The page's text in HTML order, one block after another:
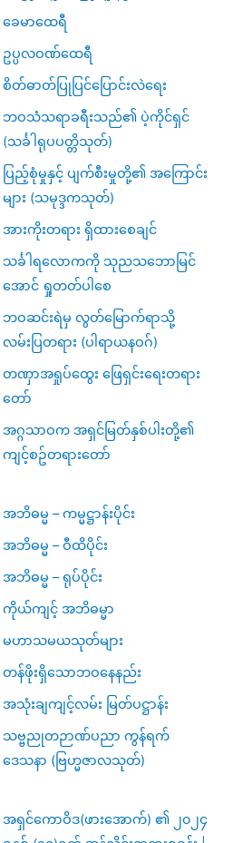
ခေမာထေရီ
ဥပ္ပလဝဏ်ထေရီ
စိတ်ဓာတ်ပြုပြင်ပြောင်းလဲရေး
ဘဝသံသရာခရီးသည်၏ ပဲ့ကိုင်ရှင်
(သင်္ခါရုပပတ္တိသုတ်)
ပြည့်စုံမှုနှင့် ပျက်စီးမှုတို့၏ အကြောင်း
များ (သမုဒ္ဒကသုတ်)
အားကိုးတရား ရှိထားစေချင်
သင်္ခါရလောကကို သုညသဘောမြင်
အောင် ရှုတတ်ပါစေ
ဘဝဆင်းရဲမှ လွတ်မြောက်ရာသို့
လမ်းပြတရား (ပါရာယနဝဂ်)
တဏှာအရှုပ်ထွေး ဖြေရှင်းရေးတရား
တော်
အဂ္ဂသာဝက အရှင်မြတ်နှစ်ပါးတို့၏
ကျင့်စဥ်တရားတော်
အဘိဓမ္မ – ကမ္မဋ္ဌာန်းပိုင်း
အဘိဓမ္မ – ဝီထိပိုင်း
အဘိဓမ္မ – ရုပ်ပိုင်း
ကိုယ်ကျင့် အဘိဓမ္မာ
မဟာသမယသုတ်များ
တန်ဖိုးရှိသောဘဝနေနည်း
အသုံးချကျင့်လမ်း မြတ်ပဋ္ဌာန်း
သဗ္ဗညုတဉာဏ်ပညာ ကွန်ရက်
ဒေသနာ (ဗြဟ္မဇာလသုတ်)
အရှင်ကောဝိဒ(ဖားအောက်) ၏ ၂၀၂၄